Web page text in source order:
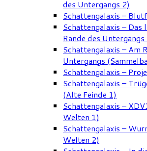
des Untergangs 2)
Schattengalaxis –
Schattengalaxis –
Rande des Untergangs
Schattengalaxis – Am
Untergangs
Schattengalaxis –
Schattengalaxis –
(Alte Feinde 1)
Schattengalaxis –
Welten 1)
Schattengalaxis –
Welten 2)